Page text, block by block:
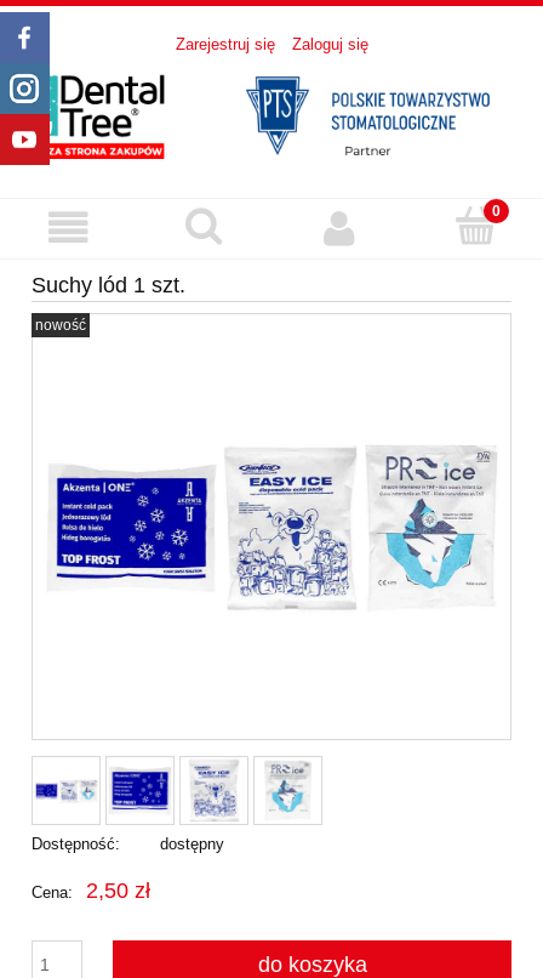
Zarejestruj się Zaloguj się
Suchy lód 1 szt.
nowość
Dostępność: dostępny
Cena: 2,50 zł
do koszyka